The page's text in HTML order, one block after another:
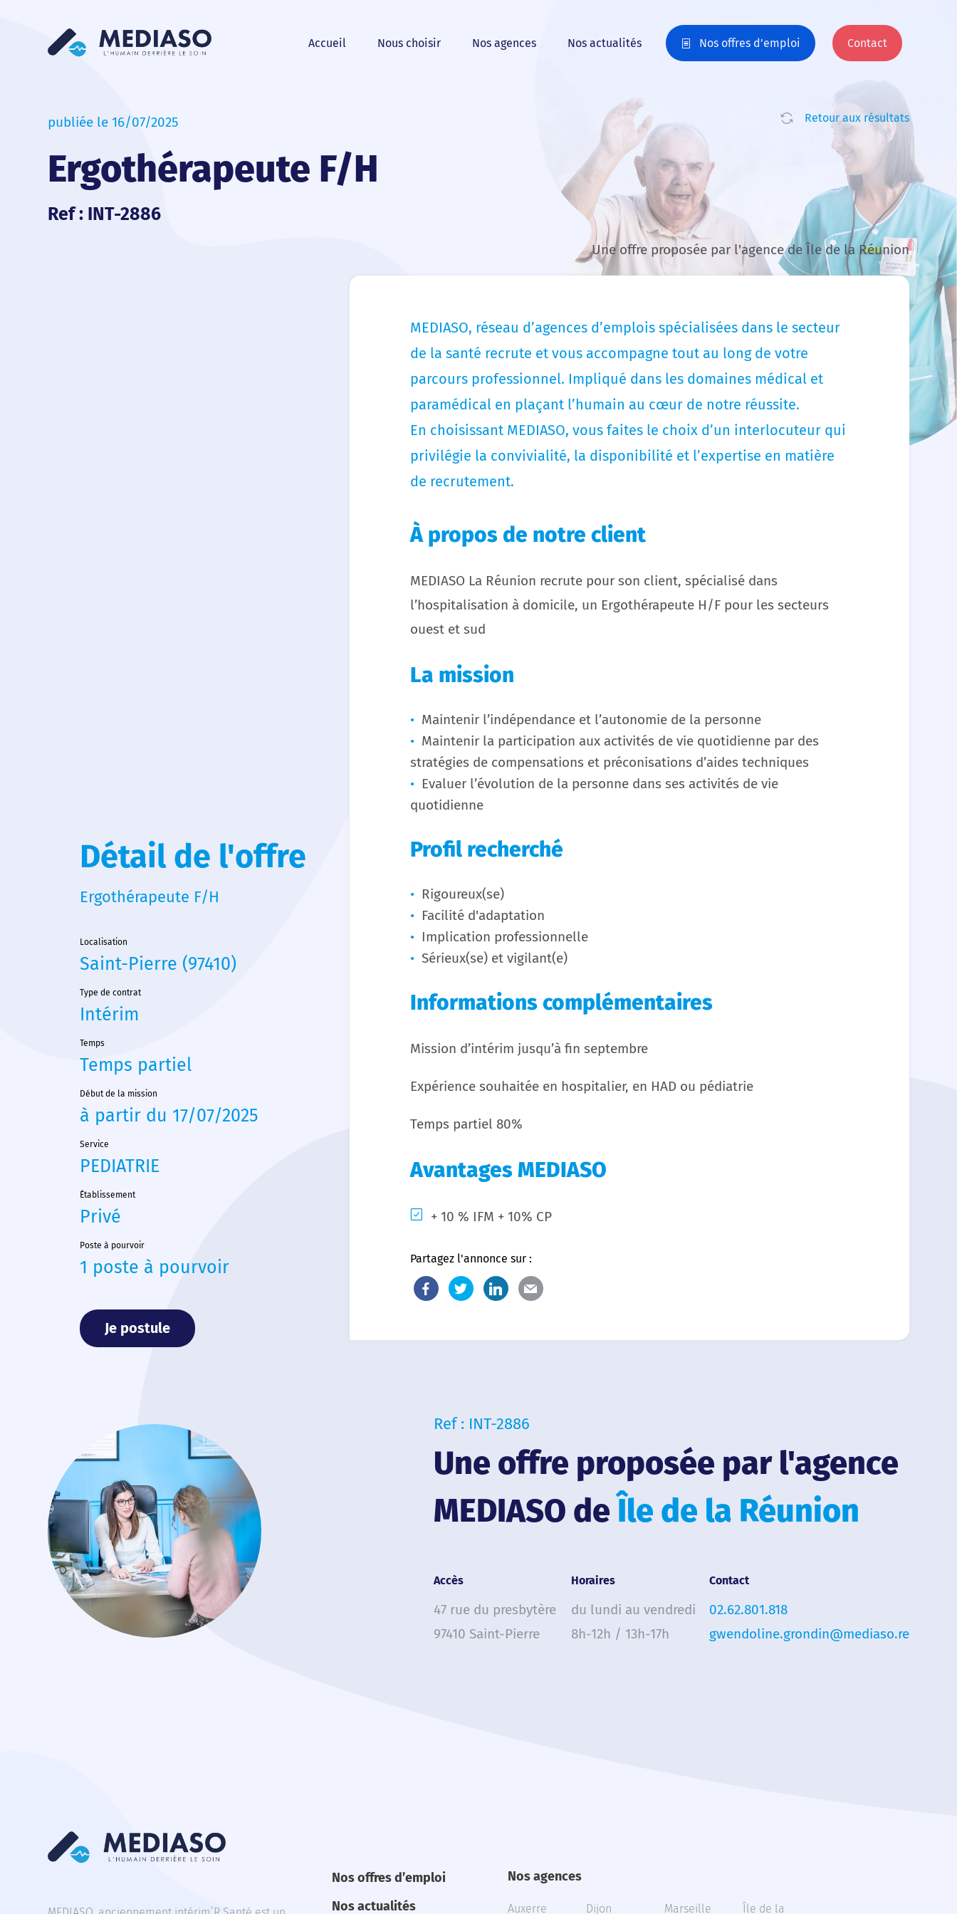
Accueil Nous choisir Nos agences Nos actualités Nos offres d’emploi Contact
Retour aux résultats
publiée le 16/07/2025
Ergothérapeute F/H
Ref : INT-2886
Une offre proposée par l'agence de Île de la Réunion
Détail de l'offre
Ergothérapeute F/H
Localisation
Saint-Pierre (97410)
Type de contrat
Intérim
Temps
Temps partiel
Début de la mission
à partir du 17/07/2025
Service
PEDIATRIE
Établissement
Privé
Poste à pourvoir
1 poste à pourvoir
Je postule
MEDIASO, réseau d’agences d’emplois spécialisées dans le secteur
de la santé recrute et vous accompagne tout au long de votre
parcours professionnel. Impliqué dans les domaines médical et
paramédical en plaçant l’humain au cœur de notre réussite.
En choisissant MEDIASO, vous faites le choix d’un interlocuteur qui
privilégie la convivialité, la disponibilité et l’expertise en matière
de recrutement.
À propos de notre client
MEDIASO La Réunion recrute pour son client, spécialisé dans
l’hospitalisation à domicile, un Ergothérapeute H/F pour les secteurs
ouest et sud
La mission
Maintenir l’indépendance et l’autonomie de la personne
Maintenir la participation aux activités de vie quotidienne par des
stratégies de compensations et préconisations d’aides techniques
Evaluer l’évolution de la personne dans ses activités de vie
quotidienne
Profil recherché
Rigoureux(se)
Facilité d'adaptation
Implication professionnelle
Sérieux(se) et vigilant(e)
Informations complémentaires
Mission d’intérim jusqu’à fin septembre
Expérience souhaitée en hospitalier, en HAD ou pédiatrie
Temps partiel 80%
Avantages MEDIASO
+ 10 % IFM + 10% CP
Partagez l'annonce sur :
Ref : INT-2886
Une offre proposée par l'agence
MEDIASO de Île de la Réunion
Accès
47 rue du presbytère
97410 Saint-Pierre
Horaires
du lundi au vendredi
8h-12h / 13h-17h
Contact
02.62.801.818
gwendoline.grondin@mediaso.re
Nos offres d’emploi
Nos actualités
Nos agences
Auxerre Dijon Marseille Île de la